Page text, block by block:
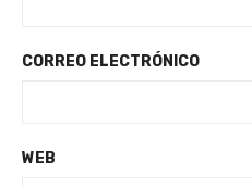
CORREO ELECTRÓNICO
WEB